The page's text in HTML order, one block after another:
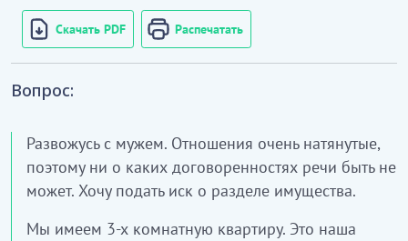
Скачать PDF Распечатать
Вопрос:
Развожусь с мужем. Отношения очень натянутые,
поэтому ни о каких договоренностях речи быть не
может. Хочу подать иск о разделе имущества.
Мы имеем 3-х комнатную квартиру. Это наша